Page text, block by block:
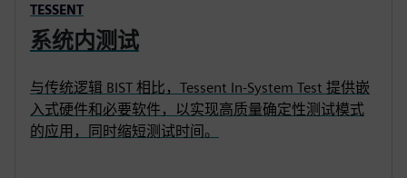
TESSENT
系统内测试
与传统逻辑 BIST 相比，Tessent In-System Test 提供嵌
入式硬件和必要软件，以实现高质量确定性测试模式
的应用，同时缩短测试时间。